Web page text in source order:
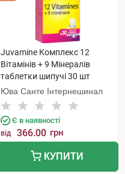
Juvamine Комплекс 12
Вітамінів + 9 Мінералів
таблетки шипучі 30 шт
Юва Санте Інтернешинал
Є в наявності
від 366.00 грн
КУПИТИ